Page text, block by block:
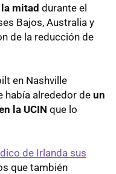
mitad durante el
Bajos, Australia y
de la reducción de
en Nashville
había alrededor de un
la UCIN que lo
de Irlanda sus
que también